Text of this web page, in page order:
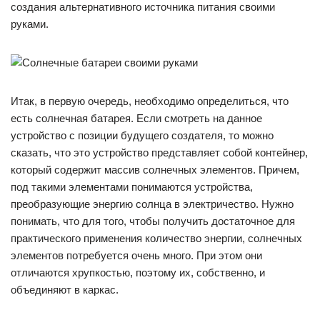
создания альтернативного источника питания своими
руками.
Итак, в первую очередь, необходимо определиться, что
есть солнечная батарея. Если смотреть на данное
устройство с позиции будущего создателя, то можно
сказать, что это устройство представляет собой контейнер,
который содержит массив солнечных элементов. Причем,
под такими элементами понимаются устройства,
преобразующие энергию солнца в электричество. Нужно
понимать, что для того, чтобы получить достаточное для
практического применения количество энергии, солнечных
элементов потребуется очень много. При этом они
отличаются хрупкостью, поэтому их, собственно, и
объединяют в каркас.